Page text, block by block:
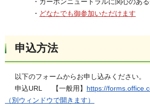
・カーボンニュートラルに関心のある
・ どなたでも御参加いただけます
申込方法
以下のフォームからお申し込みください。
申込URL 【一般用】 https://
（別ウィンドウで開きます）